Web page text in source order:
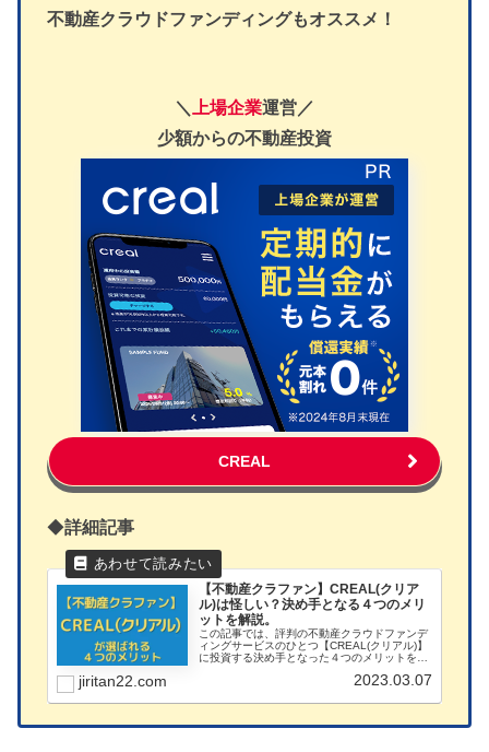
不動産クラウドファンディングもオススメ！
＼上場企業運営／
少額からの不動産投資
CREAL
◆詳細記事
【不動産クラファン】CREAL(クリア
ル)は怪しい？決め手となる４つのメリ
ットを解説。
この記事では、評判の不動産クラウドファンデ
ィングサービスのひとつ【CREAL(クリアル)】
に投資する決め手となった４つのメリットを解
jiritan22.com 2023.03.07